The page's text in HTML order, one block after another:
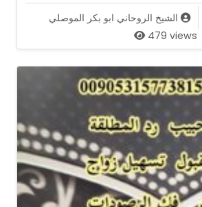
الشيخ الروحاني ابو بكر الموصلي
479 views
بعد النتيجة